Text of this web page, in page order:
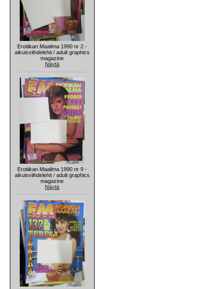
Erotiikan Maailma 1990 nr 2 -
aikuisviihdelehti / adult graphics
magazine
Näytä
Erotiikan Maailma 1990 nr 9 -
aikuisviihdelehti / adult graphics
magazine
Näytä